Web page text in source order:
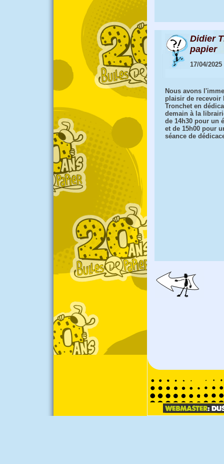
Didier
papier
17/04/2025
Nous avons
plaisir de recevoir
Tronchet en
demain à la
de 14h30 pour un
et de 15h00 pour
séance de